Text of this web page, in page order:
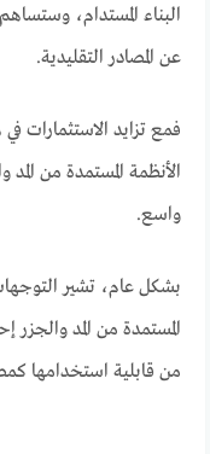
البناء المستدام،
عن المصادر التقليدية.
فمع تزايد الاستثمارات
الأنظمة المستمدة من
واسع.
بشكل عام، تشير
المستمدة من المد والجزر
من قابلية استخدامها